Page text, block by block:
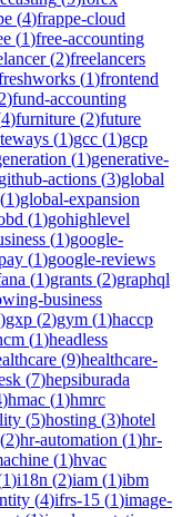
(4)frappe-cloud
(1)free-accounting
(2)freelancers
(1)frontend
2)fund-accounting
4)furniture (2)future
(1)gcc (1)gcp
(1)generative-
github-actions (3)global
(1)global-expansion
(1)gohighlevel
(1)google-
(1)google-reviews
(1)grants (2)graphql
business
)gxp (2)gym (1)haccp
(1)headless
(9)healthcare-
(7)hepsiburada
)hmac (1)hmrc
(5)hosting (3)hotel
(2)hr-automation (1)hr-
(1)hvac
1)i18n (2)iam (1)ibm
(4)ifrs-15 (1)image-